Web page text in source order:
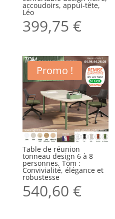
accoudoirs, appui-tête,
Léo
399,75 €
Promo !
Table de réunion
tonneau design 6 à 8
personnes, Tom :
Convivialité, élégance et
robustesse
540,60 €